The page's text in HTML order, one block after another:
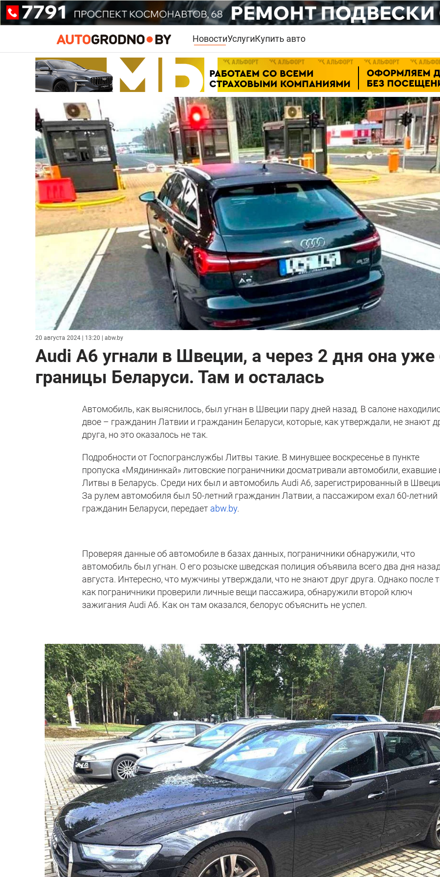
НовостиУслугиКупить авто
20 августа 2024 | 13:20 | abw.by
Audi A6 угнали в Швеции, а через 2 дня она
границы Беларуси. Там и осталась
Автомобиль, как выяснилось, был угнан в Швеции пару дней назад. В салоне
двое – гражданин Латвии и гражданин Беларуси, которые, как утверждали, не знают
друга, но это оказалось не так.
Подробности от Госпогранслужбы Литвы такие. В минувшее воскресенье в пункте
пропуска «Мядининкай» литовские пограничники досматривали автомобили, ехавшие
Литвы в Беларусь. Среди них был и автомобиль Audi A6, зарегистрированный в
За рулем автомобиля был 50-летний гражданин Латвии, а пассажиром ехал 60-летний
гражданин Беларуси, передает abw.by.
Проверяя данные об автомобиле в базах данных, пограничники обнаружили, что
автомобиль был угнан. О его розыске шведская полиция объявила всего два дня
августа. Интересно, что мужчины утверждали, что не знают друг друга. Однако после
как пограничники проверили личные вещи пассажира, обнаружили второй ключ
зажигания Audi A6. Как он там оказался, белорус объяснить не успел.